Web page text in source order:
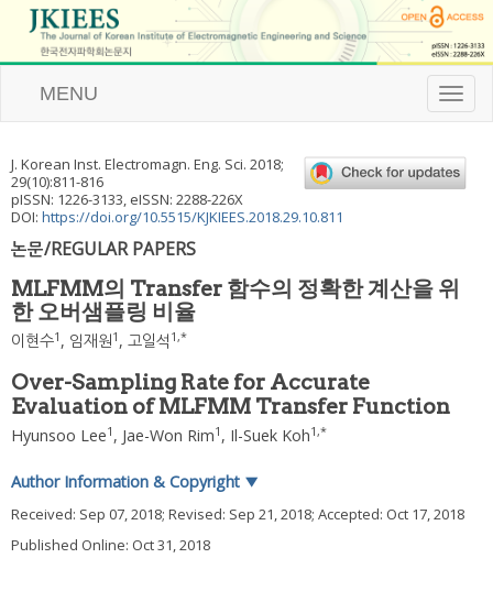
T
o
l
e
g
MENU
J. Korean Inst. Electromagn. Eng. Sci. 2018;
29(10):811-816
pISSN: 1226-3133, eISSN: 2288-226X
DOI: https://doi.org/10.5515/KJKIEES.2018.29.10.811
논문/REGULAR PAPERS
MLFMM의 Transfer 함수의 정확한 계산을 위
한 오버샘플링 비율
이현수1 , 임재원1 , 고일석 1,*
Over-Sampling Rate for Accurate
Evaluation of MLFMM Transfer Function
Hyunsoo Lee1 , Jae-Won Rim1 , Il-Suek Koh1,*
Author Information & Copyright ▼
Received: Sep 07, 2018; Revised: Sep 21, 2018; Accepted: Oct 17, 2018
Published Online: Oct 31, 2018